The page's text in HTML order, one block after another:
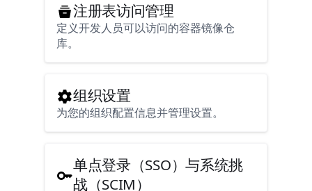
注册表访问管理
定义开发人员可以访问的容器镜像仓
库。
组织设置
为您的组织配置信息并管理设置。
单点登录（SSO）与系统挑
战（SCIM）